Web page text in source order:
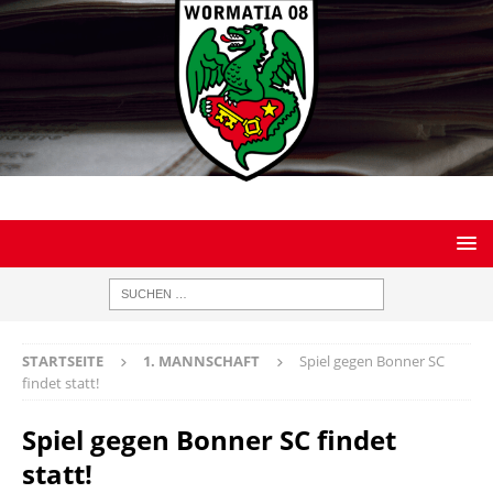
STARTSEITE 1. MANNSCHAFT
Spiel gegen Bonner SC
findet statt!
Spiel gegen Bonner SC findet
statt!